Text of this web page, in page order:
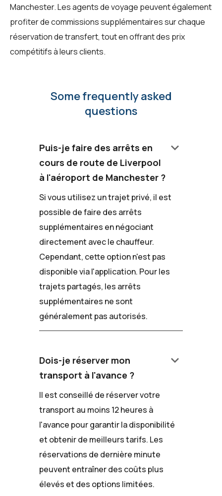
Manchester. Lesagents de voyage peuvent également
profiter de commissions supplémentaires sur chaque
réservation de transfert, tout en offrant des prix
compétitifs à leurs clients.
Some frequently asked
questions
Puis-je faire des arrêts en
cours de route de Liverpool
à l'aéroport de Manchester ?
keyboard_arrow_down
Si vous utilisez un trajet privé, il est
possible de faire des arrêts
supplémentaires en négociant
directement avec le chauffeur.
Cependant, cette option n'est pas
disponible via l'application. Pour les
trajets partagés, les arrêts
supplémentaires ne sont
généralement pas autorisés.
Dois-je réserver mon
transport à l'avance ?
keyboard_arrow_down
Il est conseillé de réserver votre
transport au moins 12 heures à
l'avance pour garantir la disponibilité
et obtenir de meilleurs tarifs. Les
réservations de dernière minute
peuvent entraîner des coûts plus
élevés et des options limitées.